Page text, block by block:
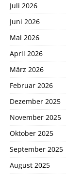
Juli 2026
Juni 2026
Mai 2026
April 2026
März 2026
Februar 2026
Dezember 2025
November 2025
Oktober 2025
September 2025
August 2025